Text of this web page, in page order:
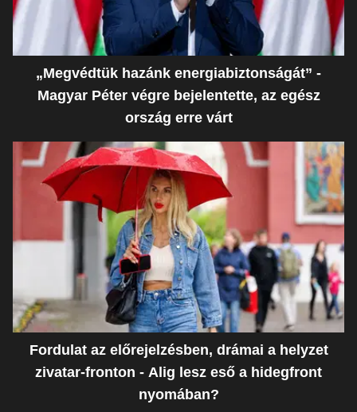
„Megvédtük hazánk energiabiztonságát” -
Magyar Péter végre bejelentette, az egész
ország erre várt
Fordulat az előrejelzésben, drámai a helyzet
zivatar-fronton - Alig lesz eső a hidegfront
nyomában?